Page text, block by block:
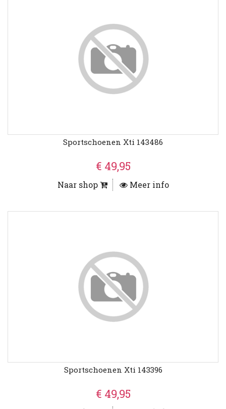
Sportschoenen Xti 143486
€ 49,95
Naar shop Meer info
Sportschoenen Xti 143396
€ 49,95